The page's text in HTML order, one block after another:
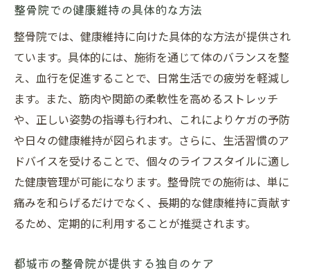
保険適用の条件と手続きについて
施術内容と保険適用の関係性
都城市の整骨院の費用対効果
安心して利用できる整骨院の特徴
整骨院選びのポイント信頼できる都城市の整骨
院とは
信頼できる整骨院を見つけるためのチェッ
クポイント
都城市で評判の良い整骨院の選び方
整骨院での健康維持の具体的な方法
整骨院では、健康維持に向けた具体的な方法が提供され
ています。具体的には、施術を通じて体のバランスを整
え、血行を促進することで、日常生活での疲労を軽減し
ます。また、筋肉や関節の柔軟性を高めるストレッチ
や、正しい姿勢の指導も行われ、これによりケガの予防
や日々の健康維持が図られます。さらに、生活習慣のア
ドバイスを受けることで、個々のライフスタイルに適し
た健康管理が可能になります。整骨院での施術は、単に
痛みを和らげるだけでなく、長期的な健康維持に貢献す
るため、定期的に利用することが推奨されます。
都城市の整骨院が提供する独自のケア